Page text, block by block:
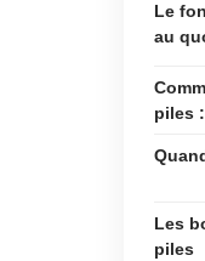
Le
au
piles
Les
piles